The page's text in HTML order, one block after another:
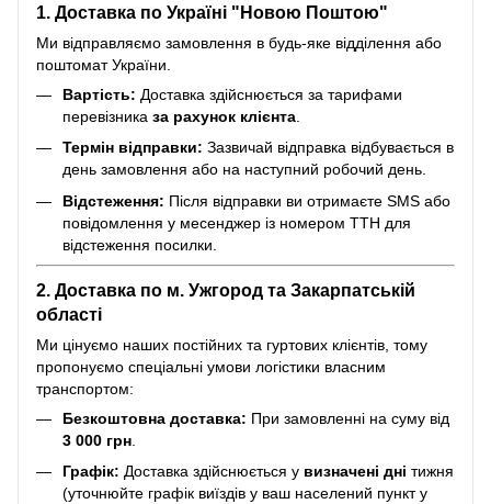
1. Доставка по Україні "Новою Поштою"
Ми відправляємо замовлення в будь-яке відділення або
поштомат України.
Вартість: Доставка здійснюється за тарифами
перевізника за рахунок клієнта
Термін відправки: Зазвичай відправка відбувається в
день замовлення або на наступний робочий день.
Відстеження: Після відправки ви отримаєте SMS або
повідомлення у месенджер із номером ТТН для
відстеження посилки.
2. Доставка по м. Ужгород та Закарпатській
області
Ми цінуємо наших постійних та гуртових клієнтів, тому
пропонуємо спеціальні умови логістики власним
транспортом:
Безкоштовна доставка: При замовленні на суму від
3 000 грн
Графік: Доставка здійснюється у визначені дні тижня
(уточнюйте графік виїздів у ваш населений пункт у